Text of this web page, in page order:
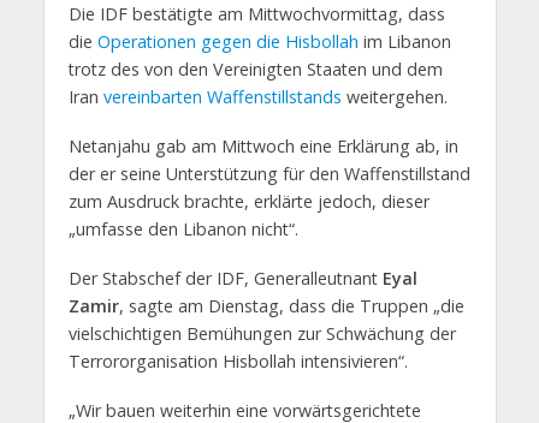
Die IDF bestätigte am Mittwochvormittag, dass
die Operationen gegen die Hisbollah im Libanon
trotz des von den Vereinigten Staaten und dem
Iran vereinbarten Waffenstillstands weitergehen.
Netanjahu gab am Mittwoch eine Erklärung ab, in
der er seine Unterstützung für den Waffenstillstand
zum Ausdruck brachte, erklärte jedoch, dieser
„umfasse den Libanon nicht“.
Der Stabschef der IDF, GeneralleutnantEyal
Zamir, sagte am Dienstag, dass die Truppen „die
vielschichtigen Bemühungen zur Schwächung der
Terrororganisation Hisbollah intensivieren“.
„Wir bauen weiterhin eine vorwärtsgerichtete